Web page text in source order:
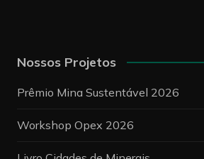
Nossos Projetos
Prêmio Mina Sustentável 2026
Workshop Opex 2026